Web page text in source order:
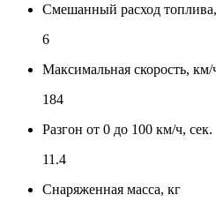
Смешанный расход
6
Максимальная скорость, км/
184
Разгон от 0 до 100 км/ч, сек.
11.4
Снаряженная масса, кг